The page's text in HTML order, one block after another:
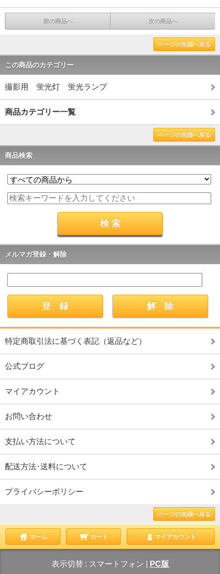
前の商品へ 次の商品へ
ページの先頭へ戻る
この商品のカテゴリー
撮影用 蛍光灯 蛍光ランプ
商品カテゴリー一覧
ページの先頭へ戻る
商品検索
メルマガ登録・解除
特定商取引法に基づく表記（返品など）
公式ブログ
マイアカウント
お問い合わせ
支払い方法について
配送方法･送料について
プライバシーポリシー
ページの先頭へ戻る
ホーム カート マイアカウント
表示切替 : スマートフォン PC版